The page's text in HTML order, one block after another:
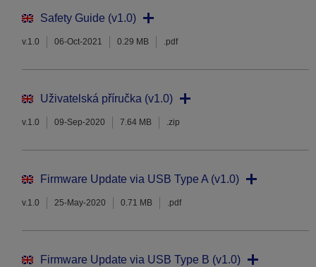
Safety Guide (v1.0)
v.1.0 06-Oct-2021 0.29 MB .pdf
Uživatelská příručka (v1.0)
v.1.0 09-Sep-2020 7.64 MB .zip
Firmware Update via USB Type A (v1.0)
v.1.0 25-May-2020 0.71 MB .pdf
Firmware Update via USB Type B (v1.0)